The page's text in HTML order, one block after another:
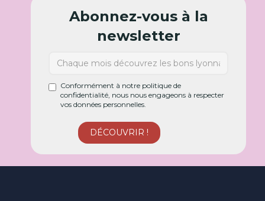
Abonnez-vous à la
newsletter
Conformément à notre politique de
confidentialité, nous nous engageons à respecter
vos données personnelles.